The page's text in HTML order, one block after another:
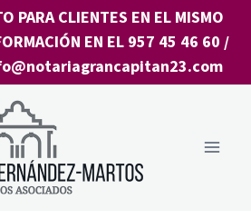
PARA CLIENTES EN EL MISMO
EN EL 957 45 46 60 /